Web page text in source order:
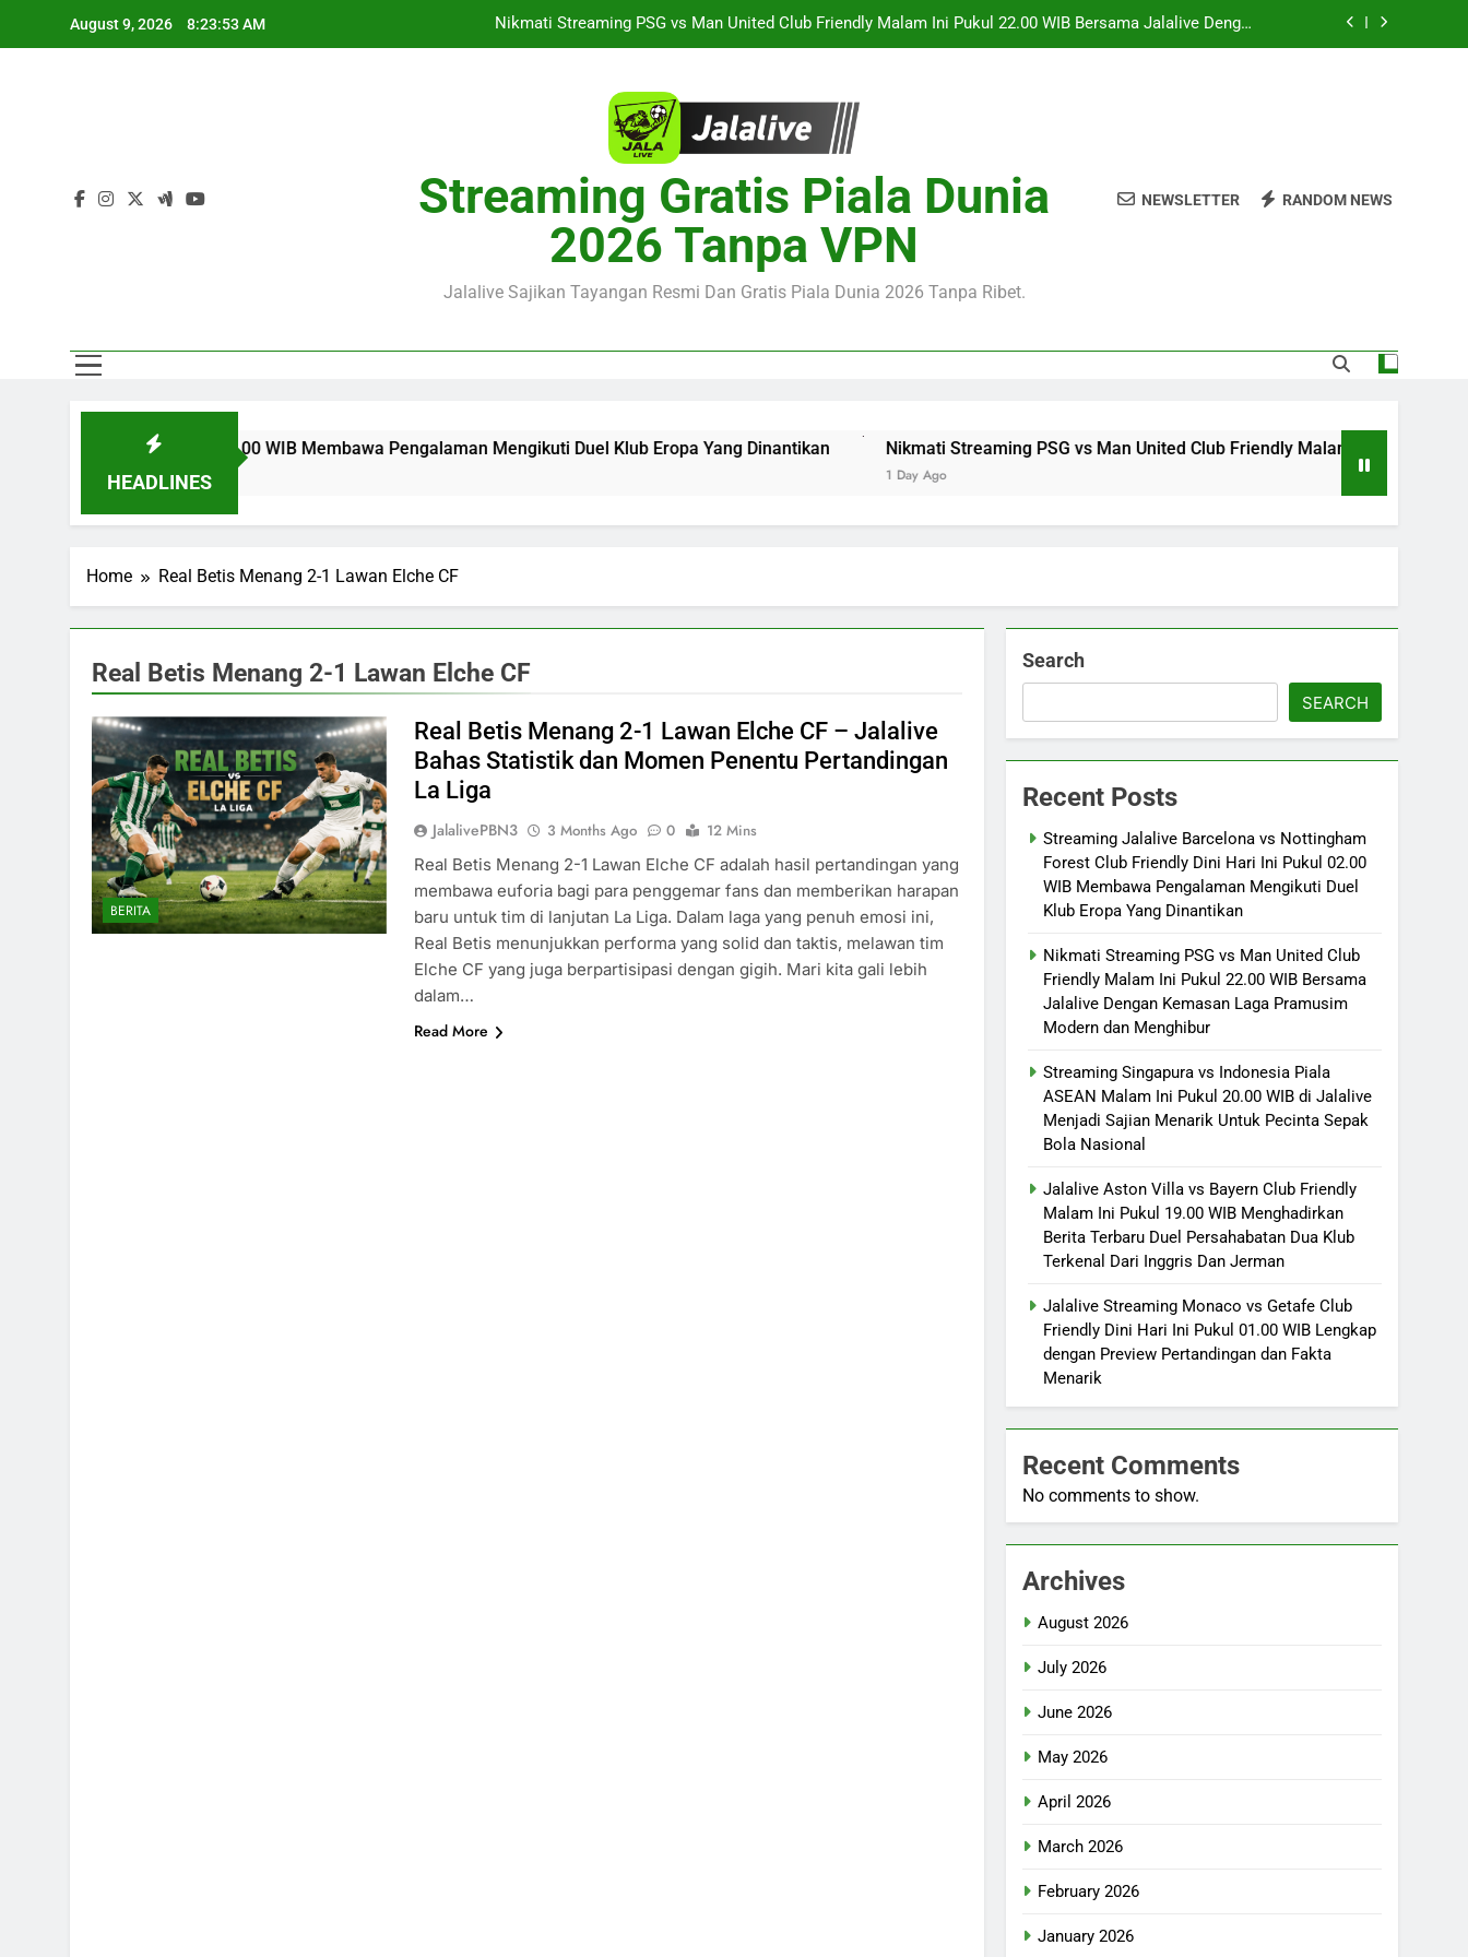
August 9, 2026 8:23:53 AM
Nikmati Streaming PSG vs Man United Club Friendly Malam Ini Pukul 22.00 WIB Bersama Jalalive Dengan
Jalalive Aston Villa vs Bayern Club Friendly Malam Ini Pukul 19.00 WIB Menghadirkan Berita Terbaru Duel
Persahabatan Dua Klub Terkenal Dari Inggris Dan Jerman
Streaming Jalalive Barcelona vs Nottingham Forest Club Friendly Dini Hari Ini Pukul 02.00 WIB Membawa
Pengalaman Mengikuti Duel Klub Eropa Yang Dinantikan
Nikmati Streaming PSG vs Man United Club Friendly Malam Ini Pukul 22.00 WIB Bersama Jalalive Dengan
Kemasan Laga Pramusim Modern dan Menghibur
Streaming Singapura vs Indonesia Piala ASEAN Malam Ini Pukul 20.00 WIB di Jalalive Menjadi Sajian
Menarik Untuk Pecinta Sepak Bola Nasional
Streaming Gratis Piala Dunia
2026 Tanpa VPN
Jalalive Sajikan Tayangan Resmi Dan Gratis Piala Dunia 2026 Tanpa Ribet.
NEWSLETTER RANDOM NEWS
HEADLINES
Hari Ini Pukul 02.00 WIB Membawa Pengalaman Mengikuti Duel Klub Eropa Yang Dinantikan Nikmati Streaming PSG vs Man United Club Friendly Malam Ini Pukul 22.00
1 Day Ago
Home Real Betis Menang 2-1 Lawan Elche CF
Real Betis Menang 2-1 Lawan Elche CF
BERITA
Real Betis Menang 2-1 Lawan Elche CF – Jalalive
Bahas Statistik dan Momen Penentu Pertandingan
La Liga
JalalivePBN3 3 Months Ago 0
12 Mins
Real Betis Menang 2-1 Lawan Elche CF adalah hasil pertandingan yang
membawa euforia bagi para penggemar fans dan memberikan harapan
baru untuk tim di lanjutan La Liga. Dalam laga yang penuh emosi ini,
Real Betis menunjukkan performa yang solid dan taktis, melawan tim
Elche CF yang juga berpartisipasi dengan gigih. Mari kita gali lebih
dalam…
Read More
Search
SEARCH
Recent Posts
Streaming Jalalive Barcelona vs Nottingham
Forest Club Friendly Dini Hari Ini Pukul 02.00
WIB Membawa Pengalaman Mengikuti Duel
Klub Eropa Yang Dinantikan
Nikmati Streaming PSG vs Man United Club
Friendly Malam Ini Pukul 22.00 WIB Bersama
Jalalive Dengan Kemasan Laga Pramusim
Modern dan Menghibur
Streaming Singapura vs Indonesia Piala
ASEAN Malam Ini Pukul 20.00 WIB di Jalalive
Menjadi Sajian Menarik Untuk Pecinta Sepak
Bola Nasional
Jalalive Aston Villa vs Bayern Club Friendly
Malam Ini Pukul 19.00 WIB Menghadirkan
Berita Terbaru Duel Persahabatan Dua Klub
Terkenal Dari Inggris Dan Jerman
Jalalive Streaming Monaco vs Getafe Club
Friendly Dini Hari Ini Pukul 01.00 WIB Lengkap
dengan Preview Pertandingan dan Fakta
Menarik
Recent Comments
No comments to show.
Archives
August 2026
July 2026
June 2026
May 2026
April 2026
March 2026
February 2026
January 2026